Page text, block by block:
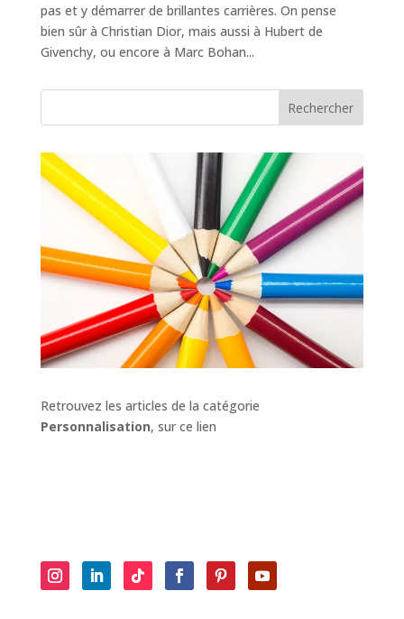
pas et y démarrer de brillantes carrières. On pense
bien sûr à Christian Dior, mais aussi à Hubert de
Givenchy, ou encore à Marc Bohan...
Rechercher
Retrouvez les articles de la catégorie
Personnalisation, sur ce lien